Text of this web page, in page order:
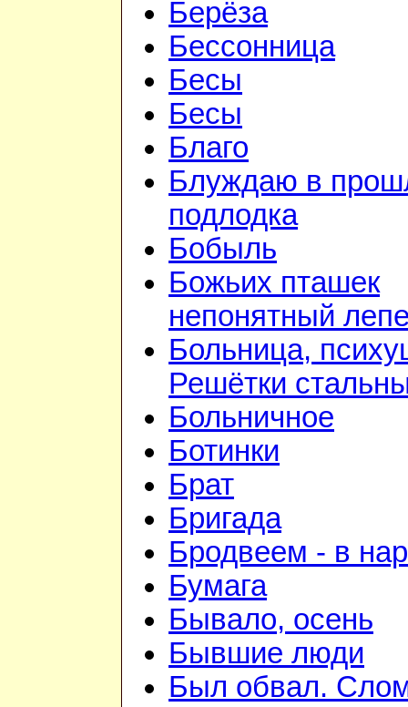
Берёза
Бессонница
Бесы
Бесы
Благо
Блуждаю в
подлодка
Бобыль
Божьих пташек
непонятный
Больница,
Решётки
Больничное
Ботинки
Брат
Бригада
Бродвеем - в
Бумага
Бывало, осень
Бывшие люди
Был обвал.